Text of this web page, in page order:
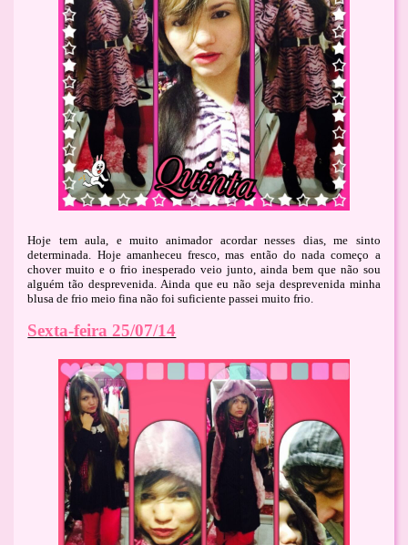
Hoje tem aula, e muito animador acordar nesses dias, me sinto
determinada. Hoje amanheceu fresco, mas então do nada começo a
chover muito e o frio inesperado veio junto, ainda bem que não sou
alguém tão desprevenida. Ainda que eu não seja desprevenida minha
blusa de frio meio fina não foi suficiente passei muito frio.
Sexta-feira 25/07/14